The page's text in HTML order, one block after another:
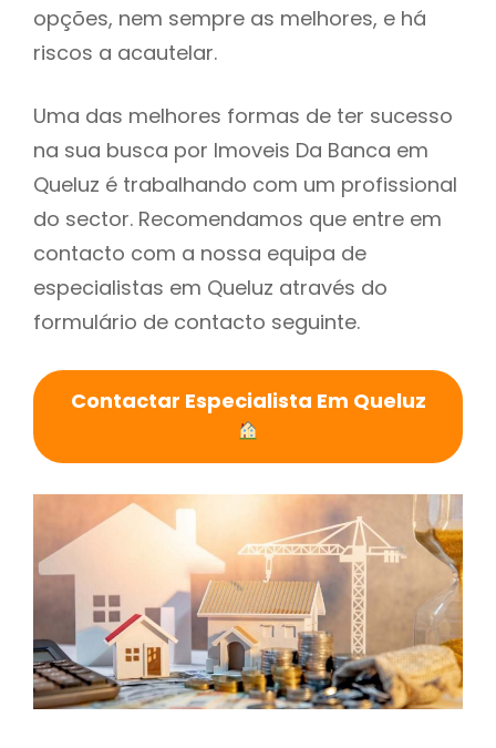
opções, nem sempre as melhores, e há
riscos a acautelar.
Uma das melhores formas de ter sucesso
na sua busca por Imoveis Da Banca em
Queluz é trabalhando com um profissional
do sector. Recomendamos que entre em
contacto com a nossa equipa de
especialistas em Queluz através do
formulário de contacto seguinte.
Contactar Especialista Em Queluz